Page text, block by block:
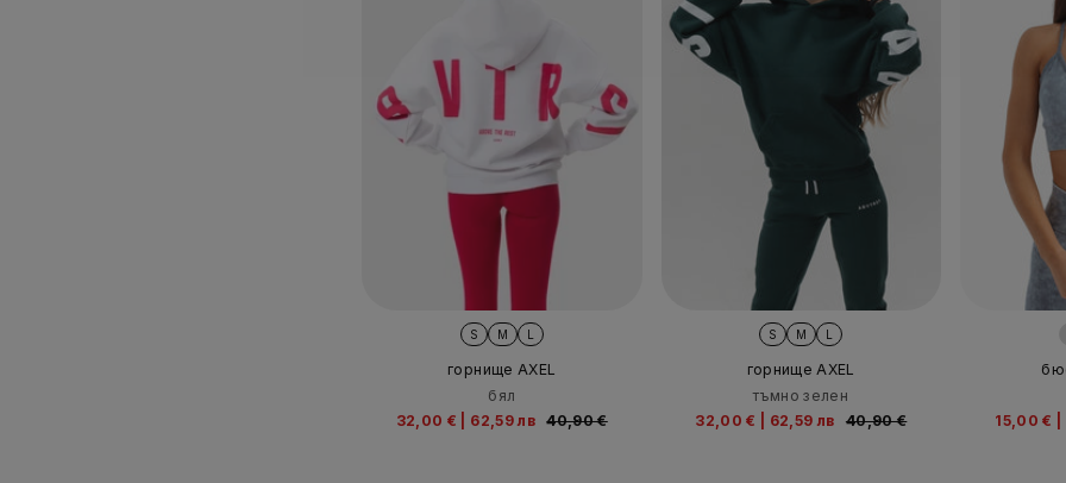
S M L
горнище AXEL
бял
32,00 €
62,59 лв 40,90 €
S M L
горнище AXEL
тъмно зелен
32,00 €
62,59 лв 40,90 €
15,00 €